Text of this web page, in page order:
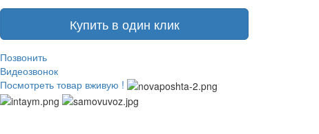
Купить в один клик
Позвонить
Видеозвонок
Посмотреть товар вживую !